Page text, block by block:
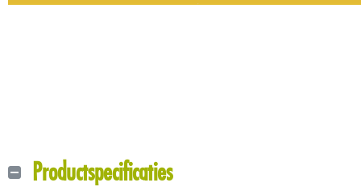
Productspecificaties